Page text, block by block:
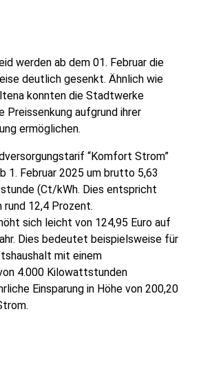
werden ab dem 01. Februar die
deutlich gesenkt. Ähnlich wie
konnten die Stadtwerke
Preissenkung aufgrund ihrer
ermöglichen.
“Komfort Strom”
1. Februar 2025 um brutto 5,63
(Ct/kWh. Dies entspricht
rund 12,4 Prozent.
sich leicht von 124,95 Euro auf
Dies bedeutet beispielsweise für
mit einem
4.000 Kilowattstunden
Einsparung in Höhe von 200,20